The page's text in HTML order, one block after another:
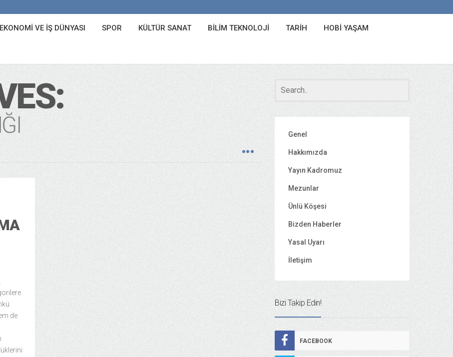
EKONOMI VE İŞ DÜNYASI SPOR KÜLTÜR SANAT BILIM TEKNOLOJI TARIH HOBI YAŞAM
de
Genel
Hakkımızda
Yayın Kadromuz
Mezunlar
Ünlü Köşesi
Bizden Haberler
Yasal Uyarı
İletişim
Bizi Takip Edin!
FACEBOOK